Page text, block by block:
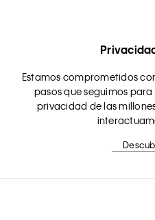
Estamos comprometidos
pasos que seguimos
privacidad de las